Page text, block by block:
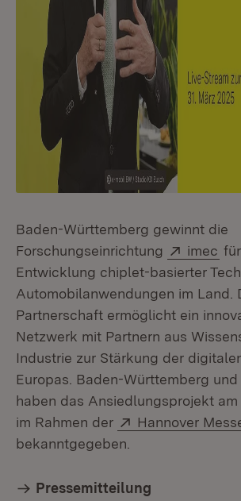
Baden-Württemberg gewinnt die
Forschungseinrichtung
Extern:
imec
Entwicklung chiplet-basierter
Automobilanwendungen im Land.
Partnerschaft ermöglicht ein
Netzwerk mit Partnern aus
Industrie zur Stärkung der
Europas. Baden-Württemberg
haben das Ansiedlungsprojekt am
im Rahmen der
Extern:
Hannover
bekanntgegeben.
Pressemitteilung